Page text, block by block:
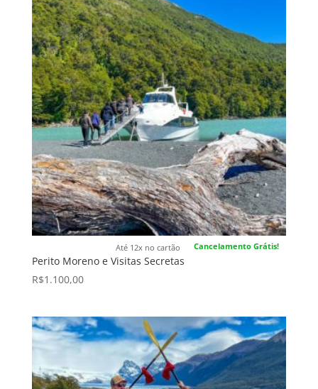
Até 12x no cartão Cancelamento Grátis!
Perito Moreno e Visitas Secretas
R$1.100,00